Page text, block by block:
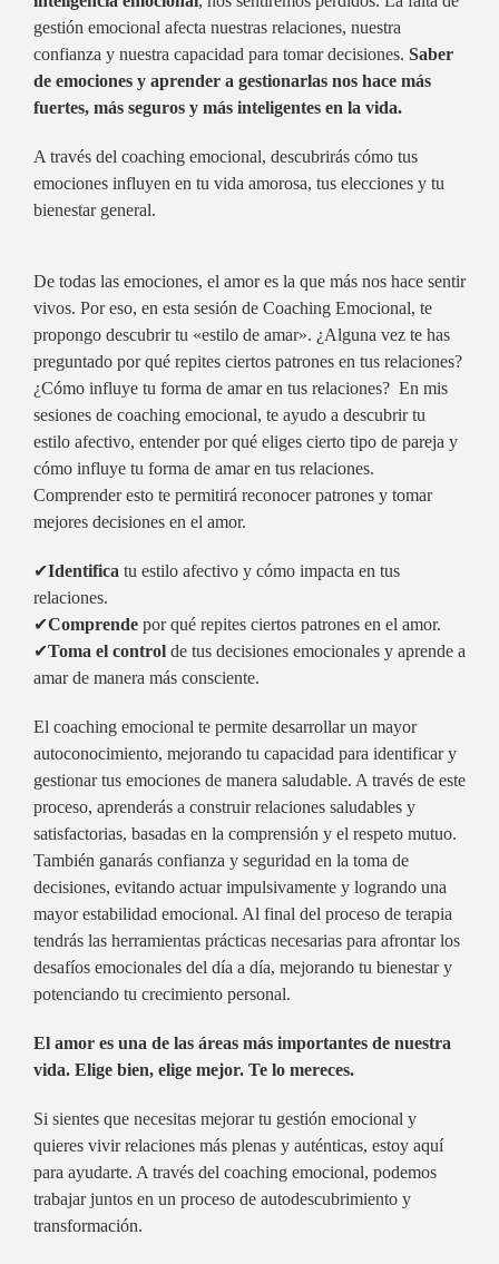
gestión emocional afecta nuestras relaciones, nuestra
confianza y nuestra capacidad para tomar decisiones. Saber
de emociones y aprender a gestionarlas nos hace más
fuertes, más seguros y más inteligentes en la vida.
A través del coaching emocional, descubrirás cómo tus
emociones influyen en tu vida amorosa, tus elecciones y tu
bienestar general.
De todas las emociones, el amor es la que más nos hace sentir
vivos. Por eso, en esta sesión de Coaching Emocional, te
propongo descubrir tu «estilo de amar». ¿Alguna vez te has
preguntado por qué repites ciertos patrones en tus relaciones?
¿Cómo influye tu forma de amar en tus relaciones? En mis
sesiones de coaching emocional, te ayudo a descubrir tu
estilo afectivo, entender por qué eliges cierto tipo de pareja y
cómo influye tu forma de amar en tus relaciones.
Comprender esto te permitirá reconocer patrones y tomar
mejores decisiones en el amor.
✔Identifica tu estilo afectivo y cómo impacta en tus
relaciones.
✔Comprende por qué repites ciertos patrones en el amor.
✔Toma el control de tus decisiones emocionales y aprende a
amar de manera más consciente.
El coaching emocional te permite desarrollar un mayor
autoconocimiento, mejorando tu capacidad para identificar y
gestionar tus emociones de manera saludable. A través de este
proceso, aprenderás a construir relaciones saludables y
satisfactorias, basadas en la comprensión y el respeto mutuo.
También ganarás confianza y seguridad en la toma de
decisiones, evitando actuar impulsivamente y logrando una
mayor estabilidad emocional. Al final del proceso de terapia
tendrás las herramientas prácticas necesarias para afrontar los
desafíos emocionales del día a día, mejorando tu bienestar y
potenciando tu crecimiento personal.
El amor es una de las áreas más importantes de nuestra
vida. Elige bien, elige mejor. Te lo mereces.
Si sientes que necesitas mejorar tu gestión emocional y
quieres vivir relaciones más plenas y auténticas, estoy aquí
para ayudarte. A través del coaching emocional, podemos
trabajar juntos en un proceso de autodescubrimiento y
transformación.